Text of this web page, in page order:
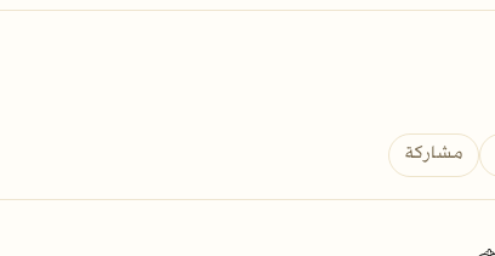
مشاركة